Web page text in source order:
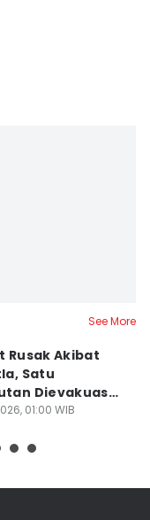
See More
Rusak Akibat
Satu
Dievakuasi
01:00 WIB